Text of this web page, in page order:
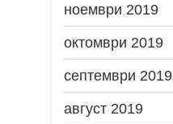
ноември 2019
октомври 2019
септември 2019
август 2019